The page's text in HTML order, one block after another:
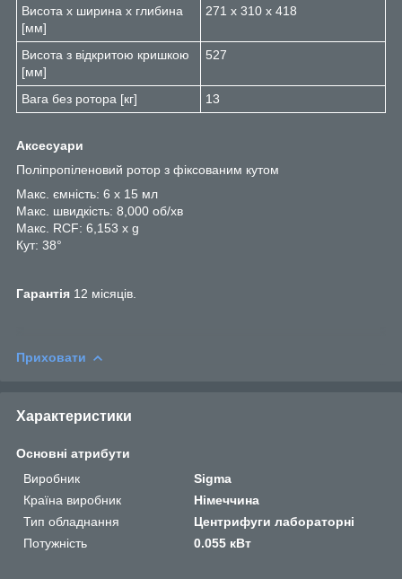
Висота х ширина х глибина
[мм]
271 х 310 х 418
Висота з відкритою кришкою
[мм]
527
Вага без ротора [кг] 13
Аксесуари
Поліпропіленовий ротор з фіксованим кутом
Макс. ємність: 6 x 15 мл
Макс. швидкість: 8,000 об/хв
Макс. RCF: 6,153 x g
Кут: 38°
Гарантія 12 місяців.
Приховати
Характеристики
Основні атрибути
Виробник
Sigma
Країна виробник
Німеччина
Тип обладнання
Центрифуги лабораторні
Потужність
0.055 кВт